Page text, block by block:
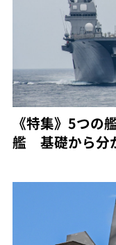
《特集》5つの
艦 基礎から分